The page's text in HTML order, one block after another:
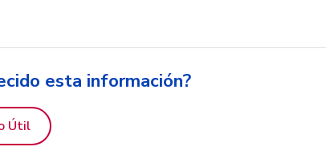
esta información?
Útil